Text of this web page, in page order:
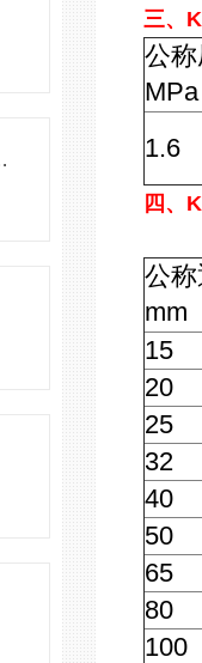
的优缺点
三、
公
MPa
1.6
四、
公
mm
15
20
25
32
40
50
65
80
100